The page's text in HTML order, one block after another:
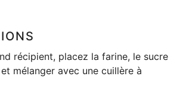
récipient, placez la farine, le sucre
mélanger avec une cuillère à